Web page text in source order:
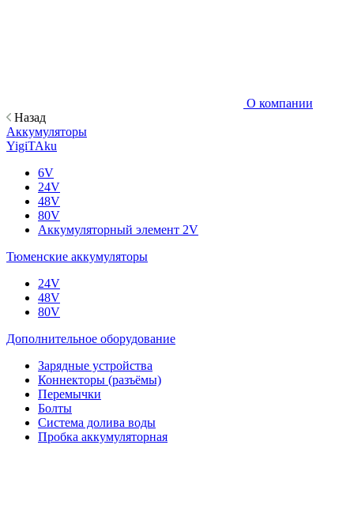
О компании
Назад
Аккумуляторы
YigiTAku
6V
24V
48V
80V
Аккумуляторный элемент 2V
Тюменские аккумуляторы
24V
48V
80V
Дополнительное оборудование
Зарядные устройства
Коннекторы (разъёмы)
Перемычки
Болты
Система долива воды
Пробка аккумуляторная